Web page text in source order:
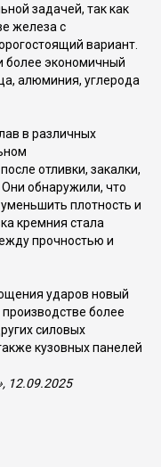
задачей, так как
железа с
вариант.
экономичный
алюминия, углерода
в различных
отливки, закалки,
обнаружили, что
плотность и
кремния стала
прочностью и
ударов новый
более
силовых
кузовных панелей
12.09.2025